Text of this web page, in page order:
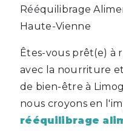
Rééquilibrage
Haute-Vienne
Êtes-vous prêt(e) à
avec la nourriture
de bien-être à
nous croyons en
rééquilibrage